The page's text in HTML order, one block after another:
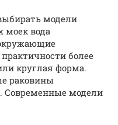
модели
моек вода
более
круглая форма.
раковины
Современные модели